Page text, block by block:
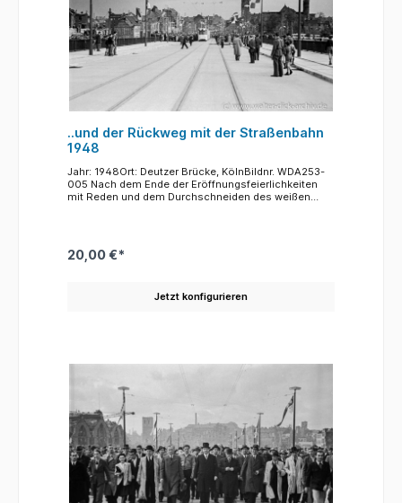
..und der Rückweg mit der Straßenbahn
1948
Jahr: 1948Ort: Deutzer Brücke, KölnBildnr. WDA253-
005 Nach dem Ende der Eröffnungsfeierlichkeiten
mit Reden und dem Durchschneiden des weißen
zurückgebracht, den sie gerade besteigen.Hinten
rechts die Ruine der Kirche St. Heribert.
20,00 €*
Jetzt konfigurieren